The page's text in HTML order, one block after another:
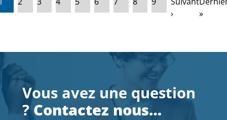
›
»
Vous avez une question
?Contactez nous…